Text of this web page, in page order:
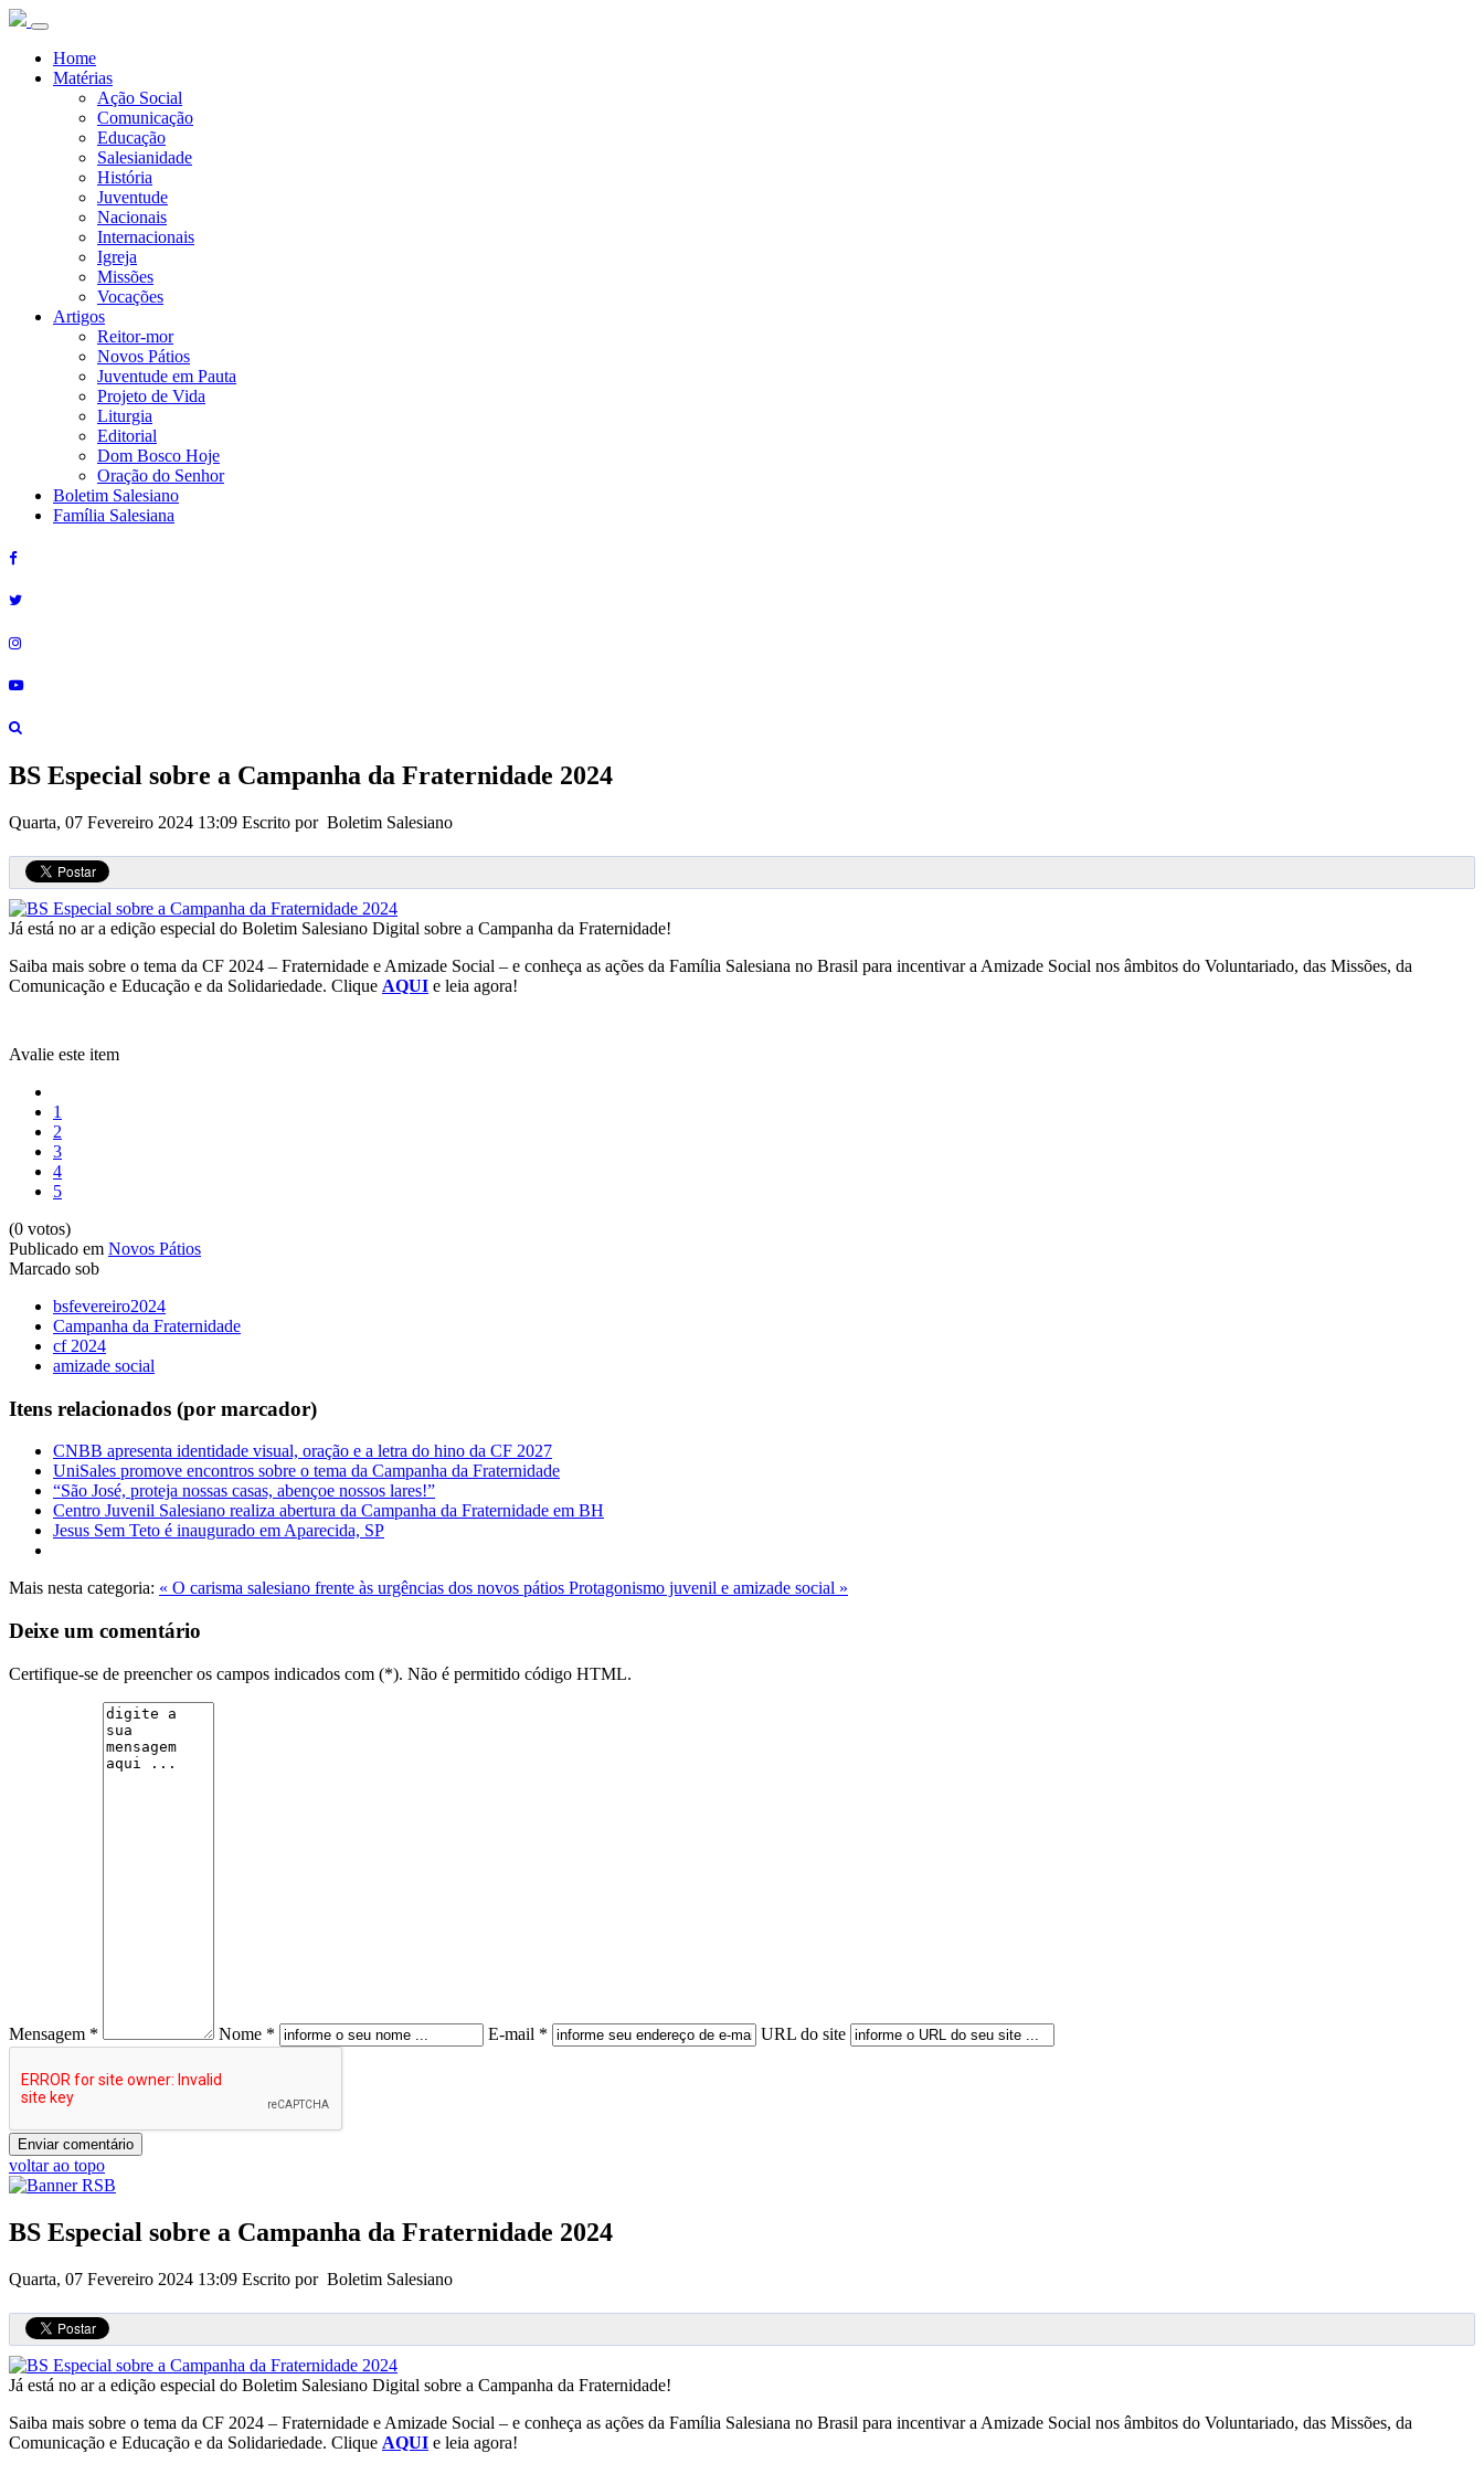
Home
Matérias
Ação Social
Comunicação
Educação
Salesianidade
História
Juventude
Nacionais
Internacionais
Igreja
Missões
Vocações
Artigos
Reitor-mor
Novos Pátios
Juventude em Pauta
Projeto de Vida
Liturgia
Editorial
Dom Bosco Hoje
Oração do Senhor
Boletim Salesiano
Família Salesiana
BS Especial sobre a Campanha da Fraternidade 2024
Quarta, 07 Fevereiro 2024 13:09 Escrito por Boletim Salesiano
Já está no ar a edição especial do Boletim Salesiano Digital sobre a Campanha da Fraternidade!
Saiba mais sobre o tema da CF 2024 – Fraternidade e Amizade Social – e conheça as ações da Família Salesiana no Brasil para incentivar a Amizade Social nos âmbitos do Voluntariado, das Missões, da
Comunicação e Educação e da Solidariedade. Clique AQUI e leia agora!
Avalie este item
1
2
3
4
5
(0 votos)
Publicado em Novos Pátios
Marcado sob
bsfevereiro2024
Campanha da Fraternidade
cf 2024
amizade social
Itens relacionados (por marcador)
CNBB apresenta identidade visual, oração e a letra do hino da CF 2027
UniSales promove encontros sobre o tema da Campanha da Fraternidade
“São José, proteja nossas casas, abençoe nossos lares!”
Centro Juvenil Salesiano realiza abertura da Campanha da Fraternidade em BH
Jesus Sem Teto é inaugurado em Aparecida, SP
Mais nesta categoria: « O carisma salesiano frente às urgências dos novos pátios Protagonismo juvenil e amizade social »
Deixe um comentário
Certifique-se de preencher os campos indicados com (*). Não é permitido código HTML.
Mensagem * Nome * E-mail * URL do site
voltar ao topo
BS Especial sobre a Campanha da Fraternidade 2024
Quarta, 07 Fevereiro 2024 13:09 Escrito por Boletim Salesiano
Já está no ar a edição especial do Boletim Salesiano Digital sobre a Campanha da Fraternidade!
Saiba mais sobre o tema da CF 2024 – Fraternidade e Amizade Social – e conheça as ações da Família Salesiana no Brasil para incentivar a Amizade Social nos âmbitos do Voluntariado, das Missões, da
Comunicação e Educação e da Solidariedade. Clique AQUI e leia agora!